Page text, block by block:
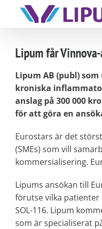
content
Lipum får
Lipum AB (publ)
kroniska
anslag på 300 000
för att göra en
Eurostars är det
(SMEs) som vill
kommersialisering.
Lipums ansökan till
förutse vilka patienter
SOL-116. Lipum
som är specialiserat